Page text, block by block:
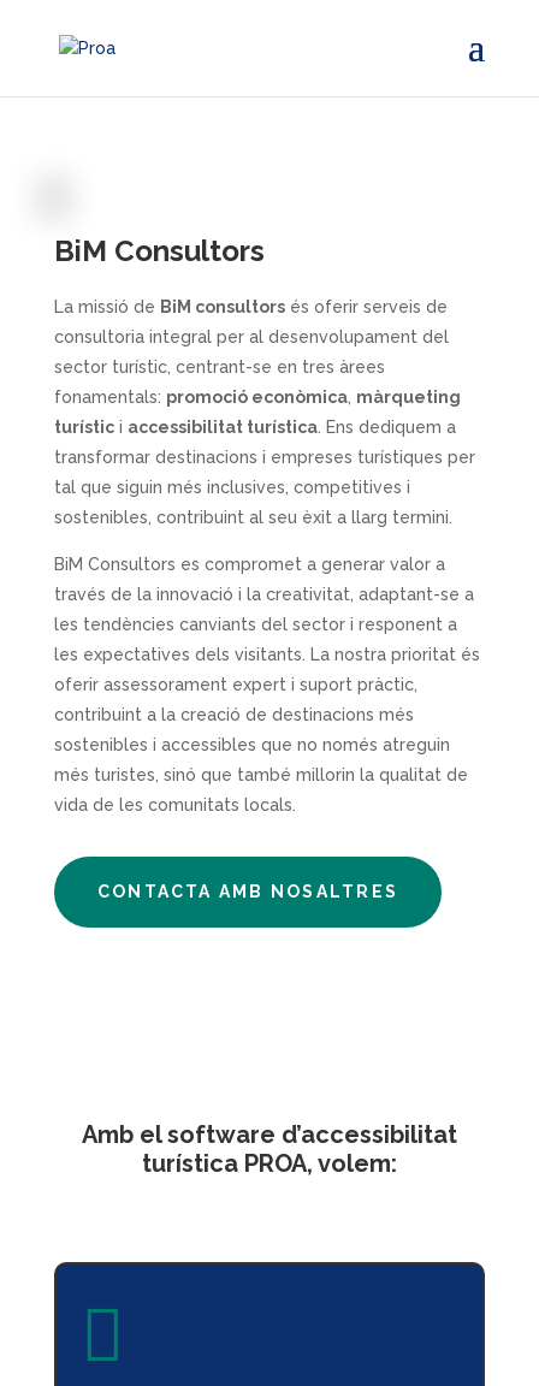
BiM Consultors
La missió de BiM consultorsés oferir serveis de
consultoria integral per al desenvolupament del
sector turístic, centrant-se en tres àrees
fonamentals: promoció econòmica, màrqueting
turístici accessibilitat turística. Ens dediquem a
transformar destinacions i empreses turístiques per
tal que siguin més inclusives, competitives i
sostenibles, contribuint al seu èxit a llarg termini.
BiM Consultors es compromet a generar valor a
través de la innovació i la creativitat, adaptant-se a
les tendències canviants del sector i responent a
les expectatives dels visitants. La nostra prioritat és
oferir assessorament expert i suport pràctic,
contribuint a la creació de destinacions més
sostenibles i accessibles que no només atreguin
més turistes, sinó que també millorin la qualitat de
vida de les comunitats locals.
CONTACTA AMB NOSALTRES
Amb el software d’accessibilitat
turística PROA, volem:
